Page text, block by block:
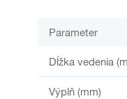
Parameter
Dĺžka vedenia
Výplň (mm)